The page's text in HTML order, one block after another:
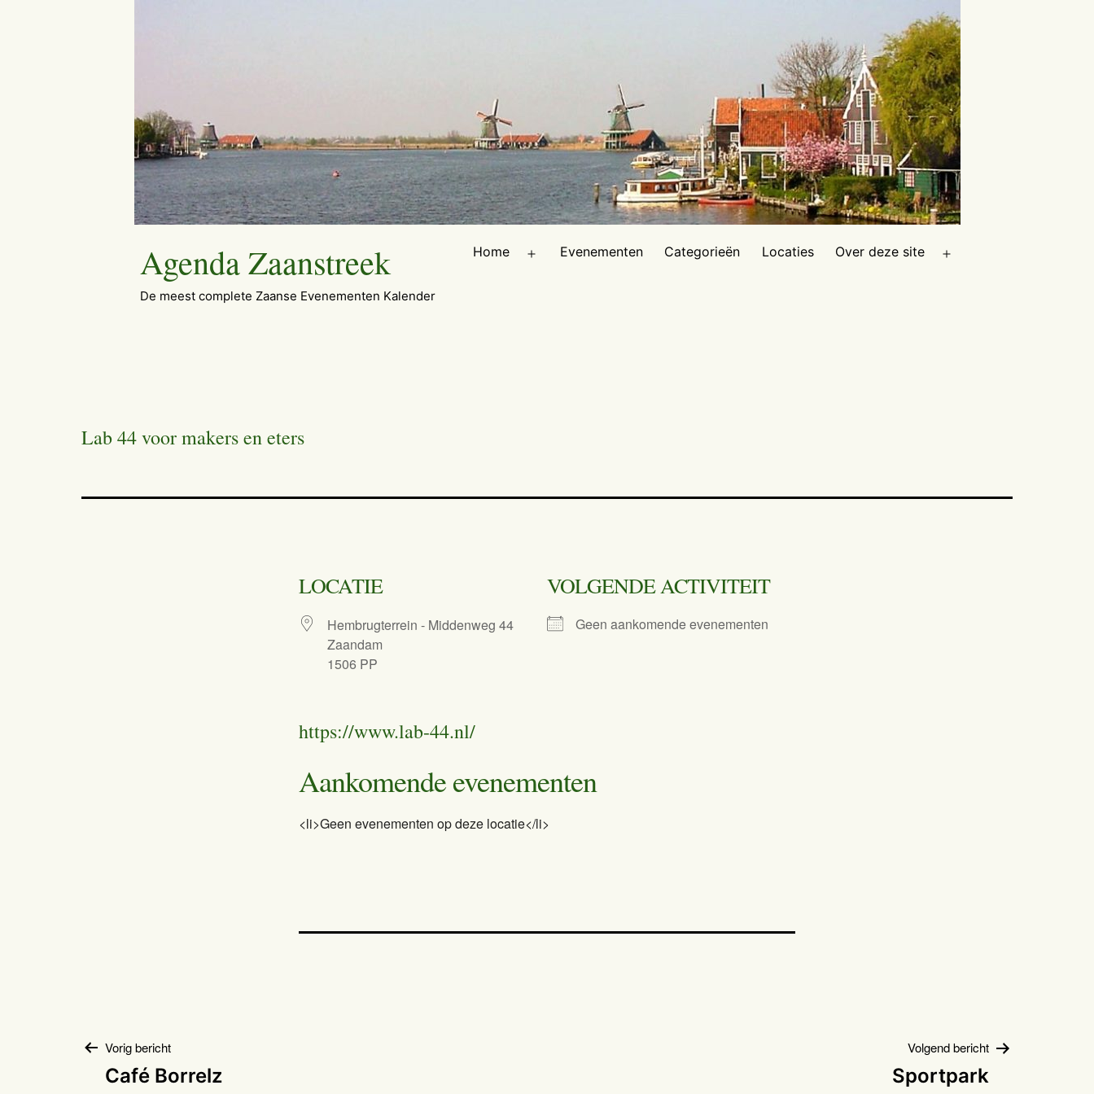
Agenda Zaanstreek
De meest complete Zaanse Evenementen Kalender
Home Evenementen Categorieën Locaties Over deze site
Lab 44 voor makers en eters
LOCATIE
Hembrugterrein - Middenweg 44
Zaandam
1506 PP
VOLGENDE ACTIVITEIT
Geen aankomende evenementen
https://www.lab-44.nl/
Aankomende evenementen
<li>Geen evenementen op deze locatie</li>
Bericht
Vorig bericht
Café Borrelz
Volgend bericht
Sportpark